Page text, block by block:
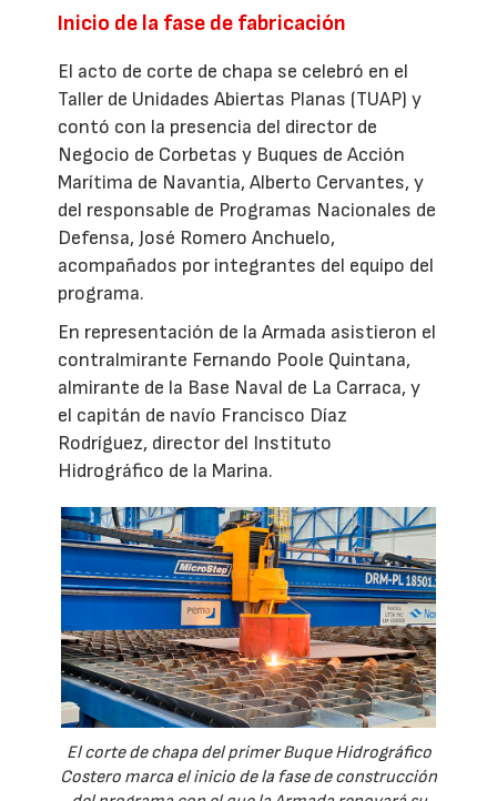
Inicio de la fase de fabricación
El acto de corte de chapa se celebró en el
Taller de Unidades Abiertas Planas (TUAP) y
contó con la presencia del director de
Negocio de Corbetas y Buques de Acción
Marítima de Navantia, Alberto Cervantes, y
del responsable de Programas Nacionales de
Defensa, José Romero Anchuelo,
acompañados por integrantes del equipo del
programa.
En representación de la Armada asistieron el
contralmirante Fernando Poole Quintana,
almirante de la Base Naval de La Carraca, y
el capitán de navío Francisco Díaz
Rodríguez, director del Instituto
Hidrográfico de la Marina.
El corte de chapa del primer Buque Hidrográfico
Costero marca el inicio de la fase de construcción